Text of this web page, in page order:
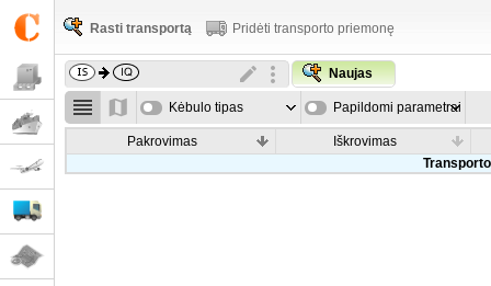
Rasti transportą Pridėti transporto priemonę
Naujas
Kėbulo tipas Papildomi parametrai
Pakrovimas
Iškrovimas